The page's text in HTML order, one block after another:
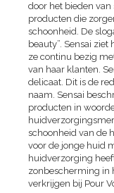
door het bieden
producten die
schoonheid. De
beauty”. Sensai
ze continu bezig
van haar klanten.
delicaat. Dit is de
naam. Sensai
producten in
schoonheid van de
voor de jonge huid
huidverzorging
zonbescherming in
verkrijgen bij Pour